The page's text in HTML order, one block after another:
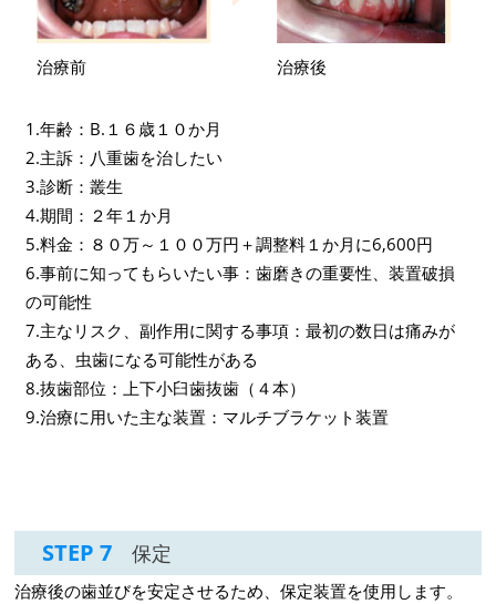
治療前 治療後
1.年齢：B.１６歳１０か月
2.主訴：八重歯を治したい
3.診断：叢生
4.期間：２年１か月
5.料金：８０万～１００万円＋調整料１か月に6,600円
6.事前に知ってもらいたい事：歯磨きの重要性、装置破損
の可能性
7.主なリスク、副作用に関する事項：最初の数日は痛みが
ある、虫歯になる可能性がある
8.抜歯部位：上下小臼歯抜歯（４本）
9.治療に用いた主な装置：マルチブラケット装置
STEP 7 保定
治療後の歯並びを安定させるため、保定装置を使用します。